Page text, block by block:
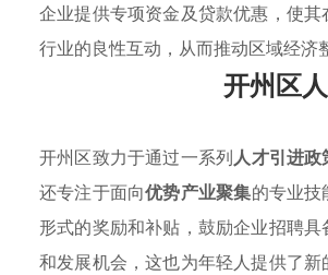
企业提供专项资金及贷款优惠，使
行业的良性互动，从而推动区域经济
开州区
开州区致力于通过一系列人才引进政
还专注于面向优势产业聚集的专业
形式的奖励和补贴，鼓励企业招聘
和发展机会，这也为年轻人提供了